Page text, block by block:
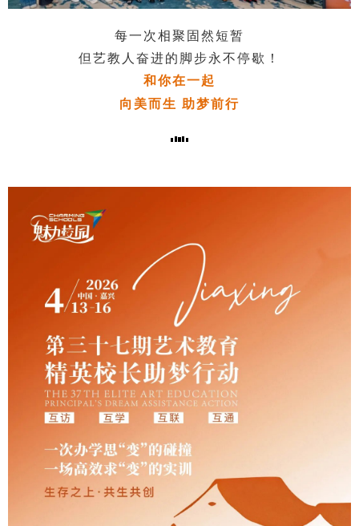
每一次相聚固然短暂
但艺教人奋进的脚步永不停歇！
和你在一起
向美而生 助梦前行